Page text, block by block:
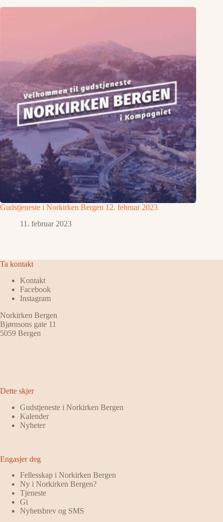
Gudstjeneste i Norkirken Bergen 12. februar 2023
11. februar 2023
Ta kontakt
Kontakt
Facebook
Instagram
Norkirken Bergen
Bjørnsons gate 11
5059 Bergen
Dette skjer
Gudstjeneste i Norkirken Bergen
Kalender
Nyheter
Engasjer deg
Fellesskap i Norkirken Bergen
Ny i Norkirken Bergen?
Tjeneste
Gi
Nyhetsbrev og SMS